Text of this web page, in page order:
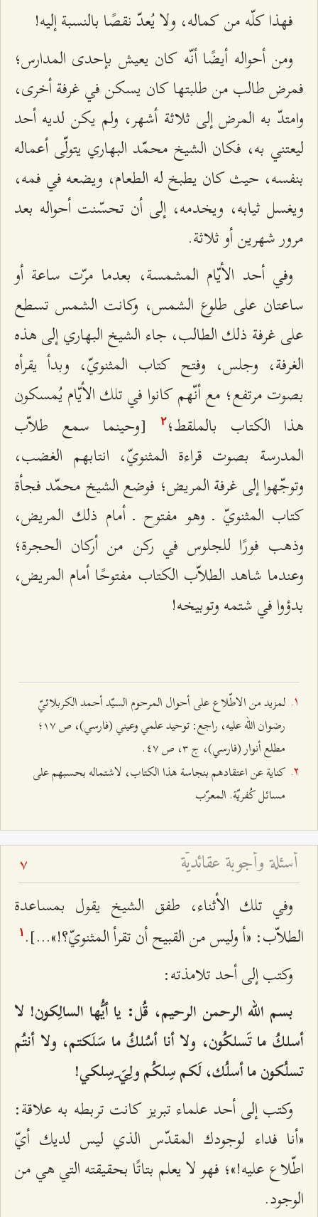
فهذا كلّه من كماله، ولا يُعدّ نقصًا بالنسبة إليه!
ومن أحواله أيضًا أنّه كان يعيش بإحدى المدارس؛
فمرض طالب من طلبتها كان يسكن في غرفة أخرى،
وامتدّ به المرض إلى ثلاثة أشهر، ولم يكن لديه أحد
ليعتني به، فكان الشيخ محمّد البهاري يتولّى أعماله
بنفسه، حيث كان يطبخ له الطعام، ويضعه في فمه،
ويغسل ثيابه، ويخدمه، إلى أن تحسّنت أحواله بعد
مرور شهرين أو ثلاثة.
وفي أحد الأيّام المشمسة، بعدما مرّت ساعة أو
ساعتان على طلوع الشمس، وكانت الشمس تسطع
على غرفة ذلك الطالب، جاء الشيخ البهاري إلى هذه
الغرفة، وجلس، وفتح كتاب المثنويّ، وبدأ يقرأه
بصوت مرتفع؛ مع أنّهم كانوا في تلك الأيّام يُمسكون
هذا الكتاب بالملقط؛٢
[وحينما سمع طلاّب
المدرسة بصوت قراءة المثنويّ، انتابهم الغضب،
وتوجّهوا إلى غرفة المريض؛ فوضع الشيخ محمّد فجأة
كتاب المثنويّ ـ وهو مفتوح ـ أمام ذلك المريض،
وذهب فورًا للجلوس في ركن من أركان الحجرة؛
وعندما شاهد الطلاّب الكتاب مفتوحًا أمام المريض،
بدؤوا في شتمه وتوبيخه!
لمزيد من الاطّلاع على أحوال المرحوم السيّد أحمد الكربلائيّ
رضوان الله عليه، راجع: توحيد علمي وعيني (فارسي)، ص ۱۷؛
مطلع أنوار (فارسي)، ج ٣، ص ٤۷.
كناية عن اعتقادهم بنجاسة هذا الكتاب، لاشتماله بحسبهم على
مسائل كُفريّة. المعرّب
أسئلة وأجوبة عقائديّة 7
وفي تلك الأثناء، طفق الشيخ يقول بمساعدة
الطلاّب: «أ وليس من القبيح أن تقرأ المثنويّ؟!»...]. ۱
وكتب إلى أحد تلامذته:
بسم الله الرحمن الرحيم، قُل: يا أيُّها السالِكون! لا
أسلكُ ما تَسلكُون، ولا أنا أسُلكُ ما سَلَكتم، ولا أنتُم
تسلُكون ما أسلُك، لَكم سِلكُم ولِيَ ِسِلكي!
وكتب إلى أحد علماء تبريز كانت تربطه به علاقة:
«أنا فداء لوجودك المقدّس الذي ليس لديك أيّ
اطّلاع عليه!»؛ فهو لا يعلم بتاتًا بحقيقته التي هي من
الوجود.